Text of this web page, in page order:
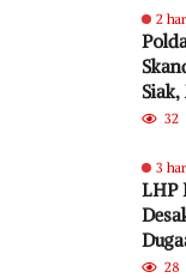
2
Siak,
Fiktif
32
3
LHP
28